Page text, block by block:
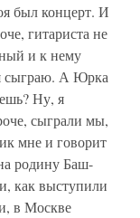
был концерт. И
гитариста не
и к нему
сыграю. А Юрка
Ну, я
сыграли мы,
мне и говорит
родину Баш-
как выступили
в Москве